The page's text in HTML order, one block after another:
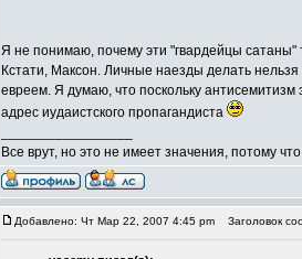
Я не понимаю, почему эти "гвардейцы
Кстати, Максон. Личные наезды делать
евреем. Я думаю, что поскольку
адрес иудаистского пропагандиста
Все врут, но это не имеет значения, потому
Добавлено: Чт Мар 22, 2007 4:45 pm Заголовок